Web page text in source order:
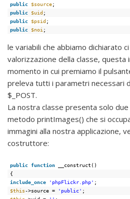
public $source;
public $uid;
public $psid;
public $noi ;
le variabili che abbiamo dichiarato
valorizzazione della classe, questa
momento in cui premiamo il
preleva tutti i parametri necessari
$_POST.
La nostra classe presenta solo
metodo printImages() che si
immagini alla nostra applicazione,
costruttore:
public function
__construct()
{
include_once
'phpFlickr.php' ;
$this->source = 'public' ;